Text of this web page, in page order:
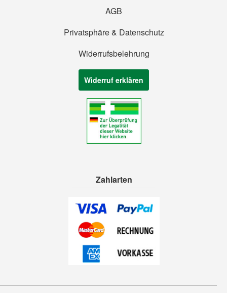
AGB
Privatsphäre & Datenschutz
Widerrufsbelehrung
Widerruf erklären
Zahlarten